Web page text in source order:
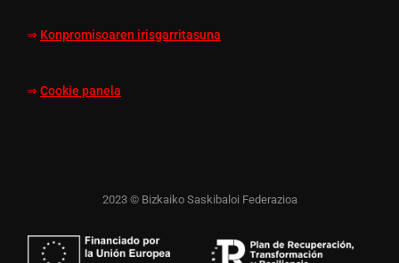
⇒ Konpromisoaren irisgarritasuna
⇒ Cookie panela
2023 © Bizkaiko Saskibaloi Federazioa